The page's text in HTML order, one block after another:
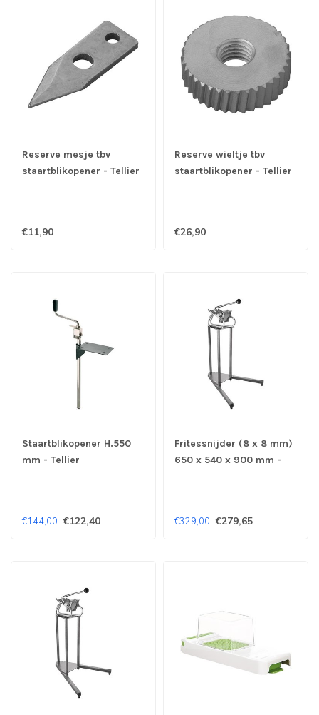
Reserve mesje tbv
staartblikopener - Tellier
€11,90
Reserve wieltje tbv
staartblikopener - Tellier
€26,90
Staartblikopener H.550
mm - Tellier
€144,00 €122,40
Fritessnijder (8 x 8 mm)
650 x 540 x 900 mm -
€329,00 €279,65